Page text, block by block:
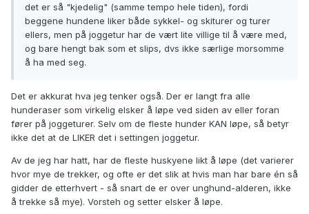
det er så "kjedelig" (samme tempo hele tiden), fordi
beggene hundene liker både sykkel- og skiturer og turer
ellers, men på joggetur har de vært lite villige til å være med,
og bare hengt bak som et slips, dvs ikke særlige morsomme
å ha med seg.
Det er akkurat hva jeg tenker også. Der er langt fra alle
hunderaser som virkelig elsker å løpe ved siden av eller foran
fører på joggeturer. Selv om de fleste hunder KAN løpe, så betyr
ikke det at de LIKER det i settingen joggetur.
Av de jeg har hatt, har de fleste huskyene likt å løpe (det varierer
hvor mye de trekker, og ofte er det slik at hvis man har bare én så
gidder de etterhvert - så snart de er over unghund-alderen, ikke
å trekke så mye). Vorsteh og setter elsker å løpe.